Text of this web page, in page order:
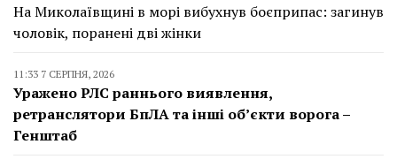
На Миколаївщині в морі вибухнув боєприпас: загинув
чоловік, поранені дві жінки
11:33 7 СЕРПНЯ, 2026
Уражено РЛС раннього виявлення,
ретранслятори БпЛА та інші об’єкти ворога –
Генштаб